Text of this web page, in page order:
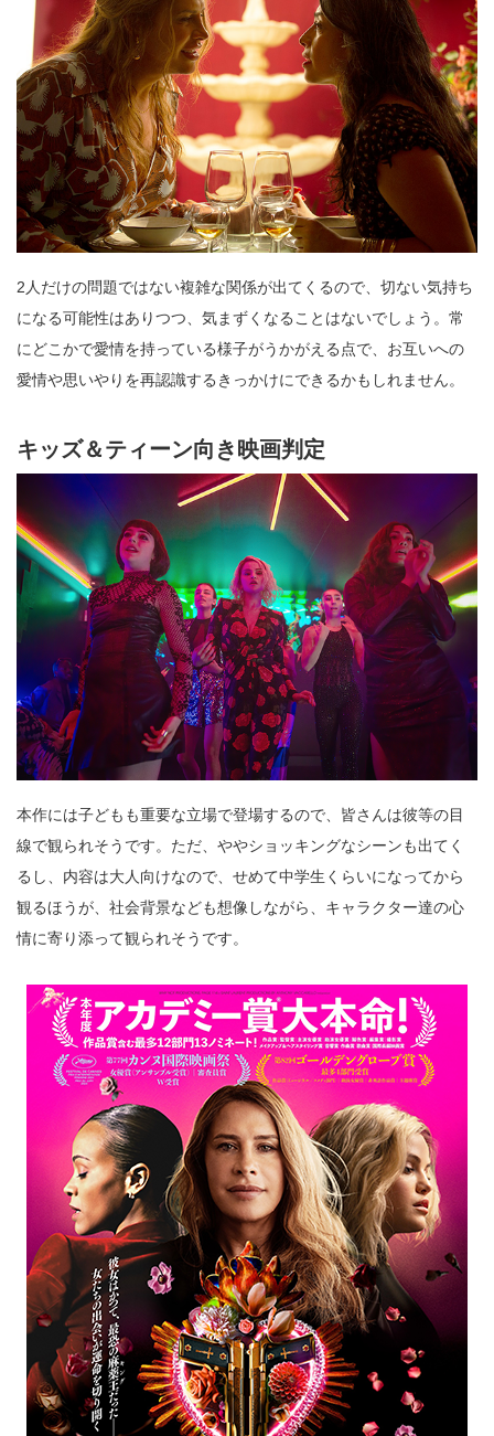
2人だけの問題ではない複雑な関係が出てくるので、切ない気持ち
になる可能性はありつつ、気まずくなることはないでしょう。常
にどこかで愛情を持っている様子がうかがえる点で、お互いへの
愛情や思いやりを再認識するきっかけにできるかもしれません。
キッズ＆ティーン向き映画判定
本作には子どもも重要な立場で登場するので、皆さんは彼等の目
線で観られそうです。ただ、ややショッキングなシーンも出てく
るし、内容は大人向けなので、せめて中学生くらいになってから
観るほうが、社会背景なども想像しながら、キャラクター達の心
情に寄り添って観られそうです。